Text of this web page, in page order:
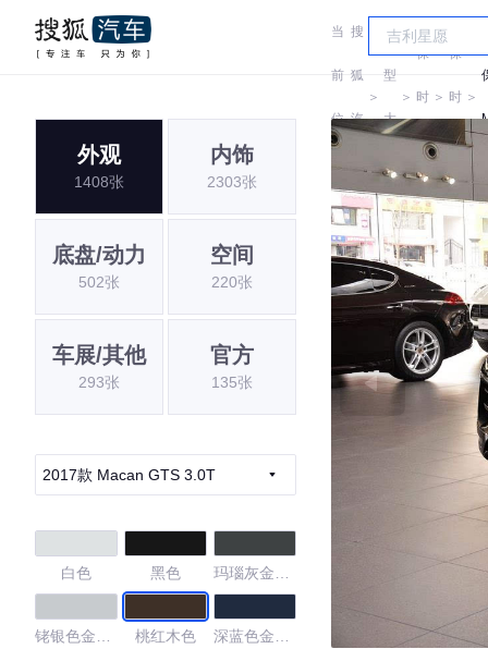
当
前
位
搜
狐
汽
＞
车
型
大
＞
保
时
捷
＞
保
时
捷
＞
外观
1408张
内饰
2303张
底盘/动力
502张
空间
220张
车展/其他
293张
官方
135张
2017款 Macan GTS 3.0T
白色 黑色
玛瑙灰金属
铑银色金属
桃红木色
深蓝色金属